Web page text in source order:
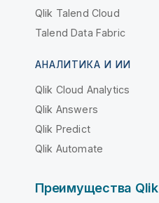
Qlik Talend Cloud
Talend Data Fabric
АНАЛИТИКА И ИИ
Qlik Cloud Analytics
Qlik Answers
Qlik Predict
Qlik Automate
Преимущества Qlik